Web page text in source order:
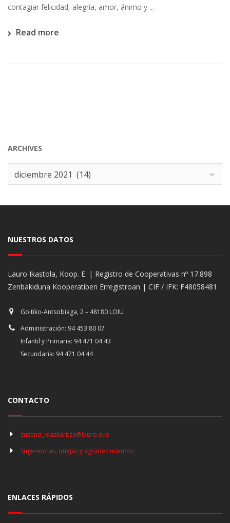
contagiar felicidad, alegría, amor, ánimo y ...
Read more
ARCHIVES
Archives
diciembre 2021 (14)
NUESTROS DATOS
Lauro Ikastola, Koop. E. | Registro de Cooperativas nº 17.898
Zenbakiduna Kooperatiben Erregistroan | CIF / IFK: F48058481
Goitiko-Antsobiaga, 2 – 48180 LOIU
Administración: 94 453 80 07
Infantil y Primaria: 94 471 04 43
Secundaria: 94 471 04 44
CONTACTO
zuzend_idazkaritza@lauro.eus
Sugerencias, quejas y agradecimientos
ENLACES RÁPIDOS